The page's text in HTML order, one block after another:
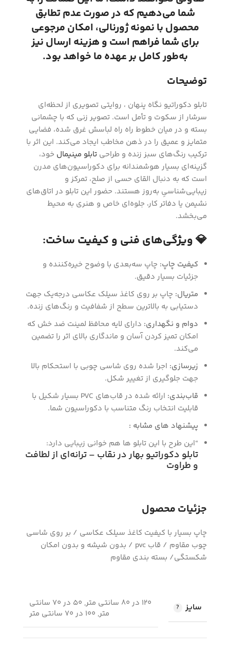
شما می‌دهیم که در صورت عدم تطابق
محصول با نمونه ژورنالی، امکان مرجوعی
برای شما فراهم است و هزینه ارسال نیز
به‌طور کامل بر عهده ما خواهد بود.
توضیحات
تابلو دکوراتیو نگاه پنهان ، روایتی تصویری از لحظه‌ای
سرشار از سکوت و تأمل است. تصویر زنی که با چشمانی
بسته و در میان خطوط راه راه لباسش غرق شده، فضایی
متمایز و عمیق را در ذهن مخاطب ایجاد می‌کند. این اثر با
ترکیب رنگ‌های سبز زنده و طراحی تابلو مینیمال خود،
گزینه‌ای بسیار هوشمندانه برای دکوراسیون‌های مدرن
است که به دنبال القای حسی از صلح، تمرکز و
زیبایی‌شناسیِ به‌روز هستند. حضور این تابلو در اتاق‌های
نشیمن یا دفاتر کار، جلوه‌ای خاص و هنری به محیط
می‌بخشد.
💎 ویژگی‌های فنی و کیفیت ساخت:
کیفیت چاپ: چاپ سه‌بعدی با وضوح خیره‌کننده و
جزئیات بسیار دقیق.
متریال: چاپ بر روی کاغذ سیلک عکاسی درجه‌یک جهت
دستیابی به بالاترین سطح از شفافیت و رنگ‌های زنده.
دوام و نگهداری: دارای لایه محافظ لمینت ضد خش که
امکان تمیز کردن آسان و ماندگاری بالای اثر را تضمین
می‌کند.
زیرسازی: اجرا شده روی شاسی چوبی با استحکام بالا
جهت جلوگیری از تغییر شکل.
قاب‌بندی:
ارائه شده در قاب‌های PVC بسیار شکیل با
قابلیت انتخاب رنگ متناسب با دکوراسیون شما.
پیشنهاد های مشابه :
“این طرح با این تابلو ها هم خوانی زیبایی دارد:
تابلو دکوراتیو بهار در نقاب – ترانه‌ای از لطافت
و طراوت
جزئیات محصول
چاپ بسیار با کیفیت کاغذ سیلک عکاسی / بر روی شاسی
چوب مقاوم / قاب pvc / بدون شیشه و بدون امکان
شکستگی/ بسته بندی مقاوم
سایز
120 در 80 سانتی متر, 50 در 70 سانتی
متر, 100 در 70 سانتی متر